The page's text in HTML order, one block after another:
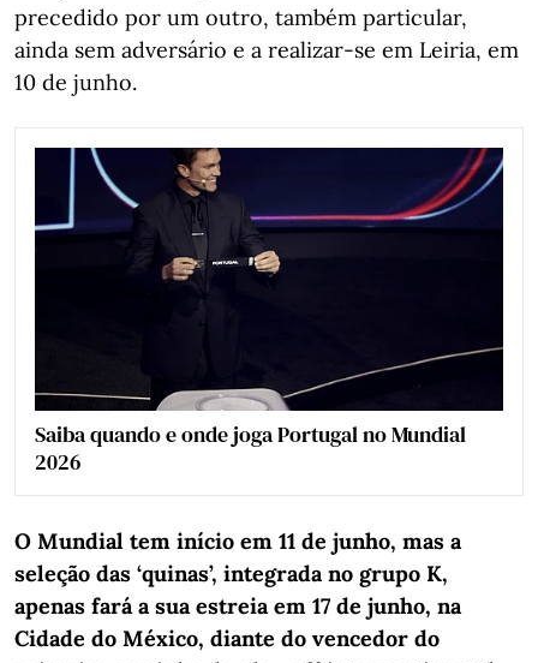
precedido por um outro, também particular,
ainda sem adversário e a realizar-se em Leiria, em
10 de junho.
Saiba quando e onde joga Portugal no Mundial
2026
O Mundial tem início em 11 de junho, mas a
seleção das ‘quinas’, integrada no grupo K,
apenas fará a sua estreia em 17 de junho, na
Cidade do México, diante do vencedor do